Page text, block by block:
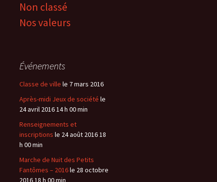
Non classé
Nos valeurs
Événements
Classe de ville le 7 mars 2016
Après-midi Jeux de société le
24 avril 2016 14 h 00 min
Renseignements et
inscriptions le 24 août 2016 18
h 00 min
Marche de Nuit des Petits
Fantômes – 2016le 28 octobre
2016 18 h 00 min